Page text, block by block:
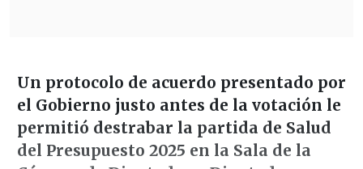
Un protocolo de acuerdo presentado por
el Gobierno justo antes de la votación le
permitió destrabar la partida de Salud
del Presupuesto 2025 en la Sala de la